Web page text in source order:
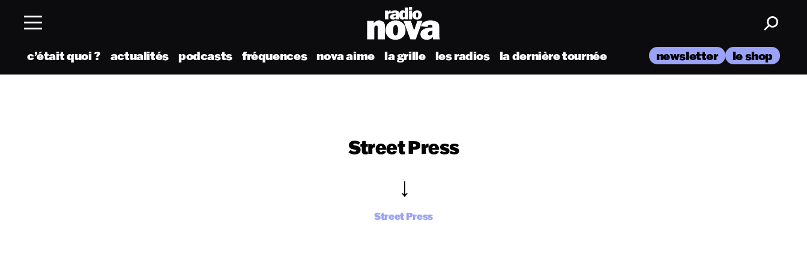
c’était quoi ? actualités podcasts fréquences nova aime la grille les radios la dernière tournée newsletter le shop
Street Press
Street Press